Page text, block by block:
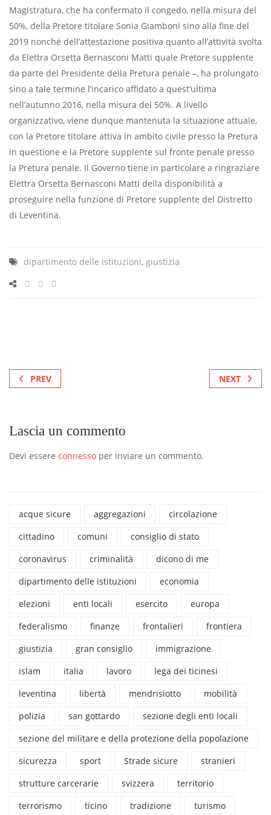
Magistratura, che ha confermato il congedo, nella misura del
50%, della Pretore titolare Sonia Giamboni sino alla fine del
2019 nonché dell’attestazione positiva quanto all’attività svolta
da Elettra Orsetta Bernasconi Matti quale Pretore supplente
da parte del Presidente della Pretura penale –, ha prolungato
sino a tale termine l’incarico affidato a quest’ultima
nell’autunno 2016, nella misura del 50%. A livello
organizzativo, viene dunque mantenuta la situazione attuale,
con la Pretore titolare attiva in ambito civile presso la Pretura
in questione e la Pretore supplente sul fronte penale presso
la Pretura penale. Il Governo tiene in particolare a ringraziare
Elettra Orsetta Bernasconi Matti della disponibilità a
proseguire nella funzione di Pretore supplente del Distretto
di Leventina.
dipartimento delle istituzioni, giustizia
PREV NEXT
Lascia un commento
Devi essere connesso per inviare un commento.
acque sicure aggregazioni
circolazione
cittadino
comuni
consiglio di stato
coronavirus
criminalità
dicono di me
dipartimento delle istituzioni
economia
elezioni
enti locali esercito
europa
federalismo
finanze frontalieri
frontiera
giustizia
gran consiglio
immigrazione
islam
italia lavoro
lega dei ticinesi
leventina
libertà mendrisiotto
mobilità
polizia
san gottardo
sezione degli enti locali
sezione del militare e della protezione della popolazione
sicurezza
sport Strade sicure
stranieri
strutture carcerarie
svizzera
territorio
terrorismo
ticino tradizione turismo